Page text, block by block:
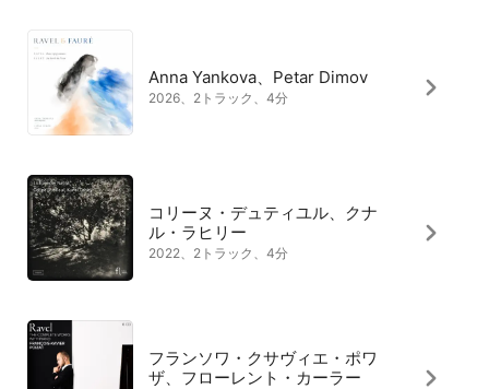
Anna Yankova、Petar Dimov
2026、2トラック、4分
コリーヌ・デュティユル、クナ
ル・ラヒリー
2022、2トラック、4分
フランソワ・クサヴィエ・ポワ
ザ、フローレント・カーラー